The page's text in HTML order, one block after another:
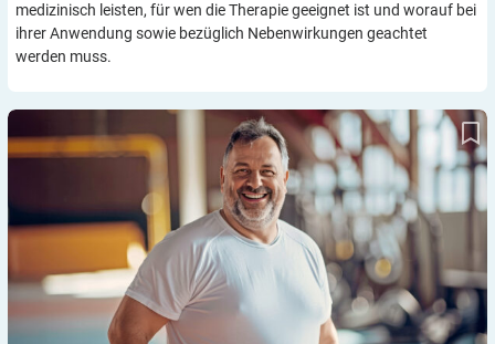
medizinisch leisten, für wen die Therapie geeignet ist und worauf bei
ihrer Anwendung sowie bezüglich Nebenwirkungen geachtet
werden muss.
Gesunder Lebensstil und Medikamente: Übergewicht effektiv
behandeln